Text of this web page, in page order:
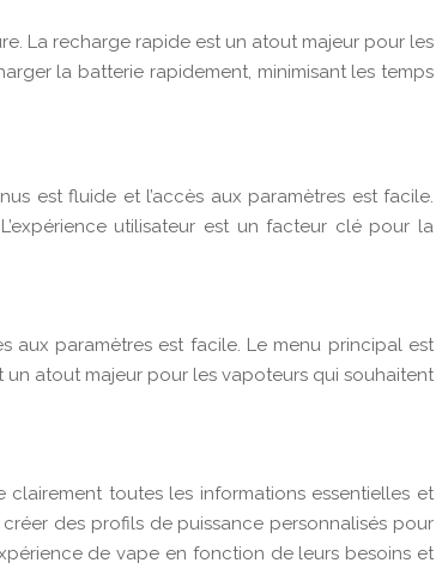
La recharge rapide est un atout majeur pour les
la batterie rapidement, minimisant les temps
est fluide et l’accès aux paramètres est facile.
utilisateur est un facteur clé pour la
aux paramètres est facile. Le menu principal est
atout majeur pour les vapoteurs qui souhaitent
clairement toutes les informations essentielles et
des profils de puissance personnalisés pour
de vape en fonction de leurs besoins et